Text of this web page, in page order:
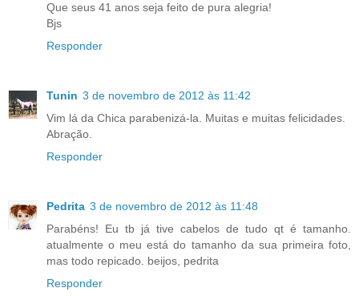
Que seus 41 anos seja feito de pura alegria!
Bjs
Responder
Tunin 3 de novembro de 2012 às 11:42
Vim lá da Chica parabenizá-la. Muitas e muitas felicidades.
Abração.
Responder
Pedrita 3 de novembro de 2012 às 11:48
Parabéns! Eu tb já tive cabelos de tudo qt é tamanho.
atualmente o meu está do tamanho da sua primeira foto,
mas todo repicado. beijos, pedrita
Responder